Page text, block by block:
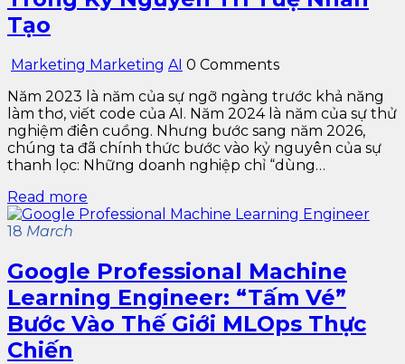
Tạo
Marketing Marketing AI 0 Comments
Năm 2023 là năm của sự ngỡ ngàng trước khả năng
làm thơ, viết code của AI. Năm 2024 là năm của sự thử
nghiệm điên cuồng. Nhưng bước sang năm 2026,
chúng ta đã chính thức bước vào kỷ nguyên của sự
thanh lọc: Những doanh nghiệp chỉ “dùng…
Read more
18 March
Google Professional Machine
Learning Engineer: “Tấm Vé”
Bước Vào Thế Giới MLOps Thực
Chiến